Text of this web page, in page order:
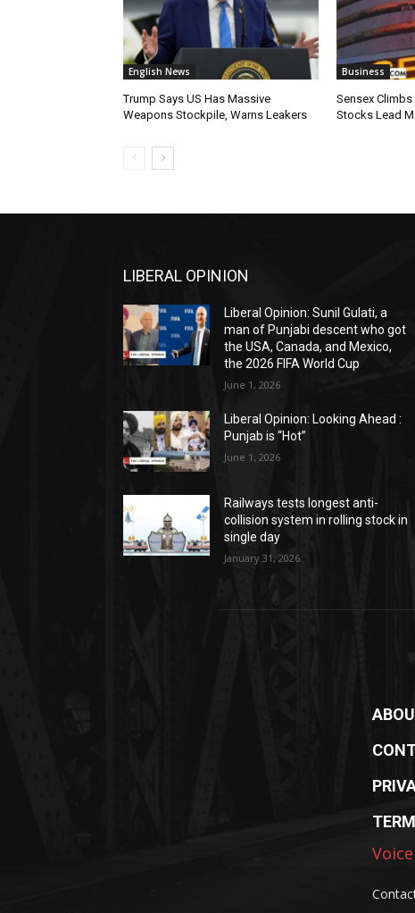
English News
Trump Says US Has Massive
Weapons Stockpile, Warns Leakers
Business
Sensex
Stocks Lead
LIBERAL OPINION
Liberal Opinion: Sunil Gulati, a
man of Punjabi descent who got
the USA, Canada, and Mexico,
the 2026 FIFA World Cup
June 1, 2026
Liberal Opinion: Looking Ahead :
Punjab is “Hot”
June 1, 2026
Railways tests longest anti-
collision system in rolling stock in
single day
January 31, 2026